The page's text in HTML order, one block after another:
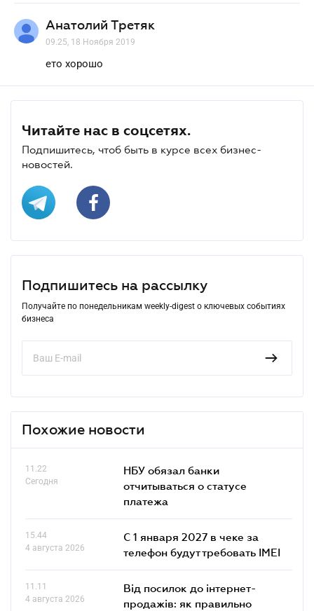
Анатолий Третяк
09.25, 18 Ноября 2019
ето хорошо
Читайте нас в соцсетях.
Подпишитесь, чтоб быть в курсе всех бизнес-
новостей.
Подпишитесь на рассылку
Получайте по понедельникам weekly-digest о ключевых событиях
бизнеса
Похожие новости
11.22
Сегодня
НБУ обязал банки
отчитываться о статусе
платежа
15.44
4 августа 2026
С 1 января 2027 в чеке за
телефон будут требовать IMEI
11.11
4 августа 2026
Від посилок до інтернет-
продажів: як правильно